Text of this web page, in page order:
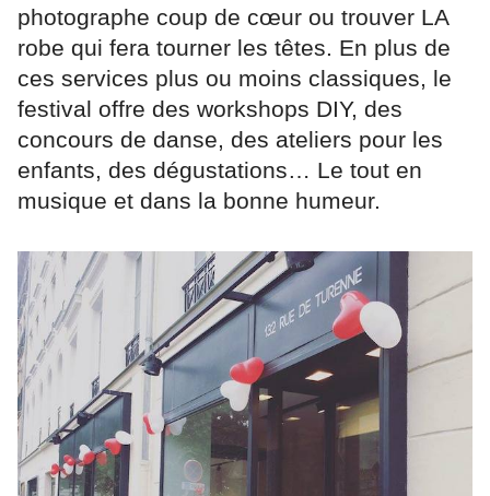
photographe coup de cœur ou trouver LA
robe qui fera tourner les têtes. En plus de
ces services plus ou moins classiques, le
festival offre des workshops DIY, des
concours de danse, des ateliers pour les
enfants, des dégustations… Le tout en
musique et dans la bonne humeur.